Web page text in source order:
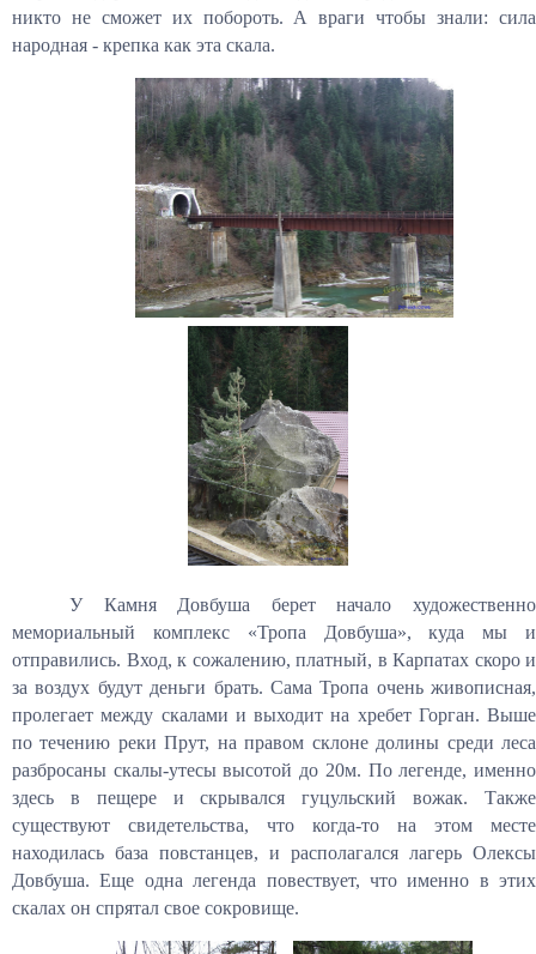
никто не сможет их побороть. А враги чтобы знали: сила
народная - крепка как эта скала.
У Камня Довбуша берет начало художественно
мемориальный комплекс «Тропа Довбуша», куда мы и
отправились. Вход, к сожалению, платный, в Карпатах скоро и
за воздух будут деньги брать. Сама Тропа очень живописная,
пролегает между скалами и выходит на хребет Горган. Выше
по течению реки Прут, на правом склоне долины среди леса
разбросаны скалы-утесы высотой до 20м. По легенде, именно
здесь в пещере и скрывался гуцульский вожак. Также
существуют свидетельства, что когда-то на этом месте
находилась база повстанцев, и располагался лагерь Олексы
Довбуша. Еще одна легенда повествует, что именно в этих
скалах он спрятал свое сокровище.